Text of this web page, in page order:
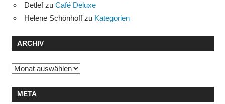
Detlefzu Café Deluxe
Helene Schönhoffzu Kategorien
ARCHIV
Archiv
META